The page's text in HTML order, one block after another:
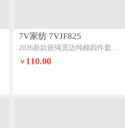
笠套件与美集
7V家纺 7VJF825
2026新款嵌绳宽边纯棉四件套13376全棉小清新喷气宽幅长绒棉被套床单床笠套件兰馨
￥ 110.00